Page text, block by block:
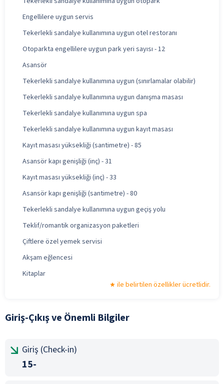
Engellilere uygun servis
Tekerlekli sandalye kullanımına uygun otel restoranı
Otoparkta engellilere uygun park yeri sayısı - 12
Asansör
Tekerlekli sandalye kullanımına uygun (sınırlamalar olabilir)
Tekerlekli sandalye kullanımına uygun danışma masası
Tekerlekli sandalye kullanımına uygun spa
Tekerlekli sandalye kullanımına uygun kayıt masası
Kayıt masası yüksekliği (santimetre) - 85
Asansör kapı genişliği (inç) - 31
Kayıt masası yüksekliği (inç) - 33
Asansör kapı genişliği (santimetre) - 80
Tekerlekli sandalye kullanımına uygun geçiş yolu
Teklif/romantik organizasyon paketleri
Çiftlere özel yemek servisi
Akşam eğlencesi
Kitaplar
ile belirtilen özellikler ücretlidir.
Giriş-Çıkış ve Önemli Bilgiler
Giriş (Check-in)
15-